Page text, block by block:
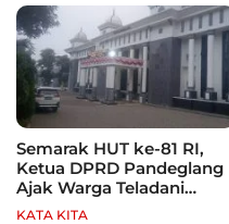
Semarak HUT ke-81 RI,
Ketua DPRD Pandeglang
Ajak Warga Teladani
Semangat Para Pahlawan
KATA KITA